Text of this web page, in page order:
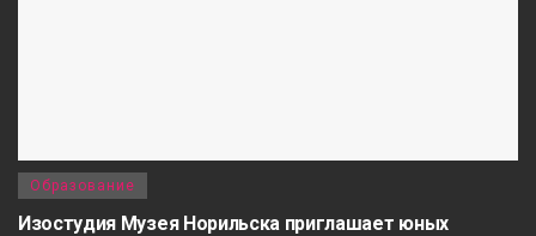
Образование
Изостудия Музея Норильска приглашает юных